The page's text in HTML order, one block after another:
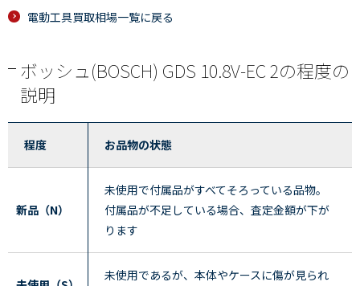
電動工具買取相場一覧に戻る
ボッシュ(BOSCH) GDS 10.8V-EC 2の程度の
説明
程度 お品物の状態
新品（N）
未使用で付属品がすべてそろっている品物。
付属品が不足している場合、査定金額が下が
ります
未使用であるが、本体やケースに傷が見られ